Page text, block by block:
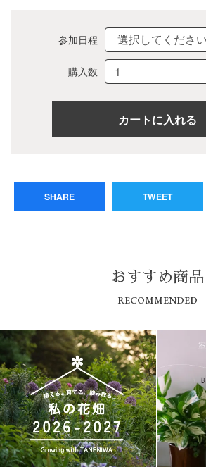
参加日程
購入数
SHARE TWEET
おすすめ商品
RECOMMENDED